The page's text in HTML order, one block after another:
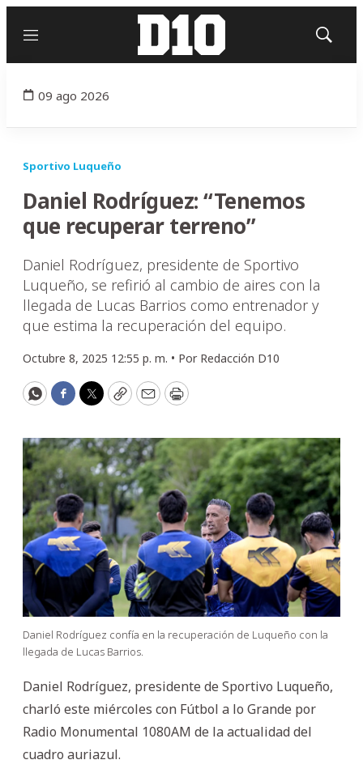
Menú
Mostrar
09 ago 2026
Sportivo Luqueño
Daniel Rodríguez: “Tenemos
que recuperar terreno”
Daniel Rodríguez, presidente de Sportivo
Luqueño, se refirió al cambio de aires con la
llegada de Lucas Barrios como entrenador y
que estima la recuperación del equipo.
Octubre 8, 2025 12:55 p. m. • Por Redacción D10
WhatsApp
Facebook
Twitter
CopyEmailPrint
Daniel Rodríguez confía en la recuperación de Luqueño con la
llegada de Lucas Barrios.
Daniel Rodríguez, presidente de Sportivo Luqueño,
charló este miércoles con Fútbol a lo Grande por
Radio Monumental 1080AM de la actualidad del
cuadro auriazul.